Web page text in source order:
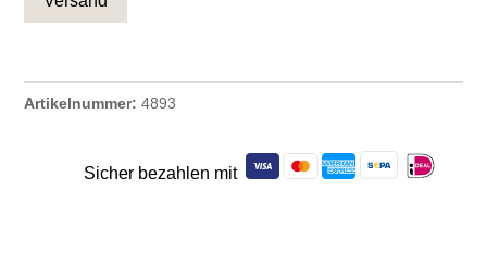
Artikelnummer: 4893
Sicher bezahlen mit